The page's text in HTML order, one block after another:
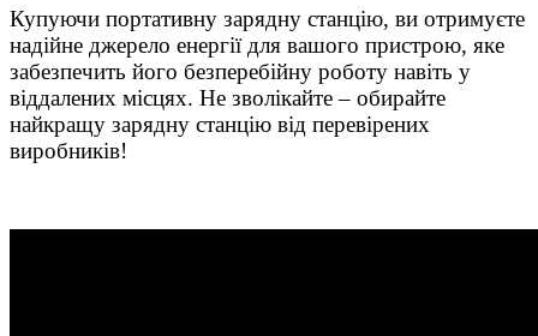
Купуючи портативну зарядну станцію, ви отримуєте
надійне джерело енергії для вашого пристрою, яке
забезпечить його безперебійну роботу навіть у
віддалених місцях. Не зволікайте – обирайте
найкращу зарядну станцію від перевірених
виробників!